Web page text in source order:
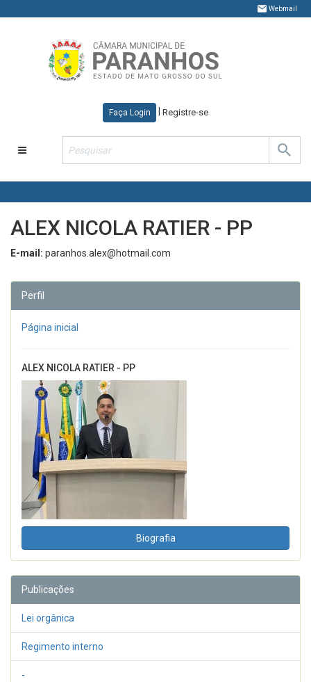
Webmail
Faça Login Registre-se
Toggle
navigation
ALEX NICOLA RATIER - PP
E-mail: paranhos.alex@hotmail.com
Perfil
Página inicial
ALEX NICOLA RATIER - PP
Biografia
Publicações
Lei orgânica
Regimento interno
-